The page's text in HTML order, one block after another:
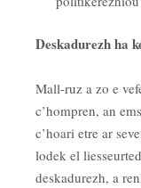
Deskadurezh ha
Mall-ruz a zo e
c’hompren, an
c’hoari etre ar
lodek el
deskadurezh, a